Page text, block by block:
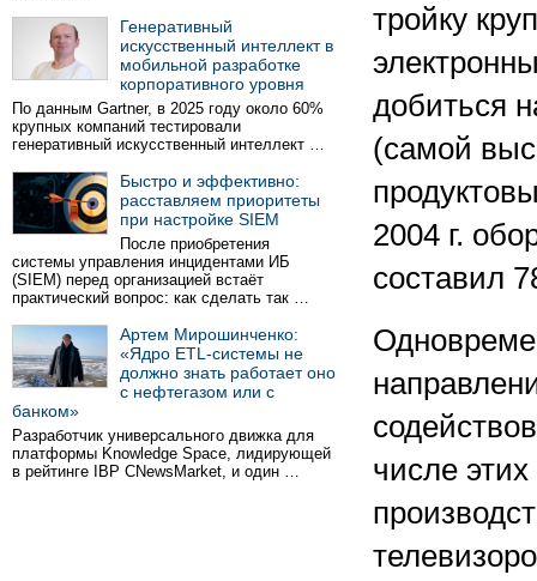
Генеративный
искусственный интеллект в
мобильной разработке
корпоративного уровня
По данным Gartner, в 2025 году около 60%
крупных компаний тестировали
генеративный искусственный интеллект …
Быстро и эффективно:
расставляем приоритеты
при настройке SIEM
После приобретения
системы управления инцидентами ИБ
(SIEM) перед организацией встаёт
практический вопрос: как сделать так …
Артем Мирошинченко:
«Ядро ETL-системы не
должно знать работает оно
с нефтегазом или с
банком»
Разработчик универсального движка для
платформы Knowledge Space, лидирующей
в рейтинге IBP CNewsMarket, и один …
тройку
добиться
(самой
2004 г.
составил
числе